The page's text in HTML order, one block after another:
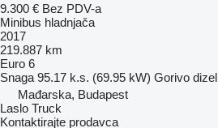
9.300 € Bez PDV-a
Minibus hladnjača
2017
219.887 km
Euro 6
Snaga 95.17 k.s. (69.95 kW) Gorivo dizel
Mađarska, Budapest
Laslo Truck
Kontaktirajte prodavca